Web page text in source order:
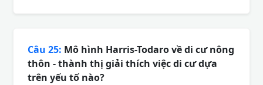
Câu 25: Mô hình Harris-Todaro về di cư nông
thôn - thành thị giải thích việc di cư dựa
trên yếu tố nào?